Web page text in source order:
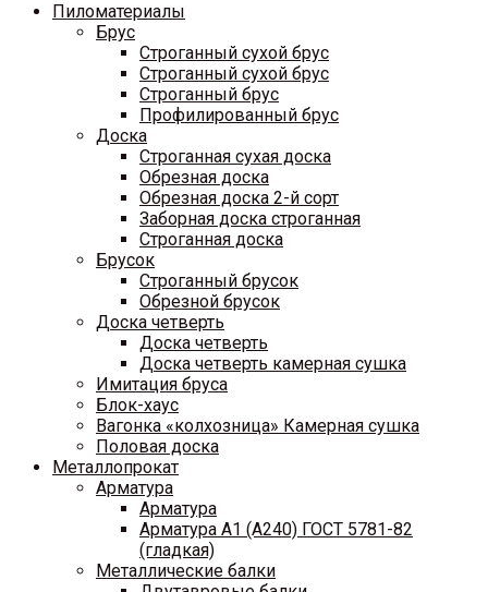
Пиломатериалы
Брус
Строганный сухой брус
Строганный сухой брус
Строганный брус
Профилированный брус
Доска
Строганная сухая доска
Обрезная доска
Обрезная доска 2-й сорт
Заборная доска строганная
Строганная доска
Брусок
Строганный брусок
Обрезной брусок
Доска четверть
Доска четверть
Доска четверть камерная сушка
Имитация бруса
Блок-хаус
Вагонка «колхозница» Камерная сушка
Половая доска
Металлопрокат
Арматура
Арматура
Арматура A1 (A240) ГОСТ 5781-82
(гладкая)
Металлические балки